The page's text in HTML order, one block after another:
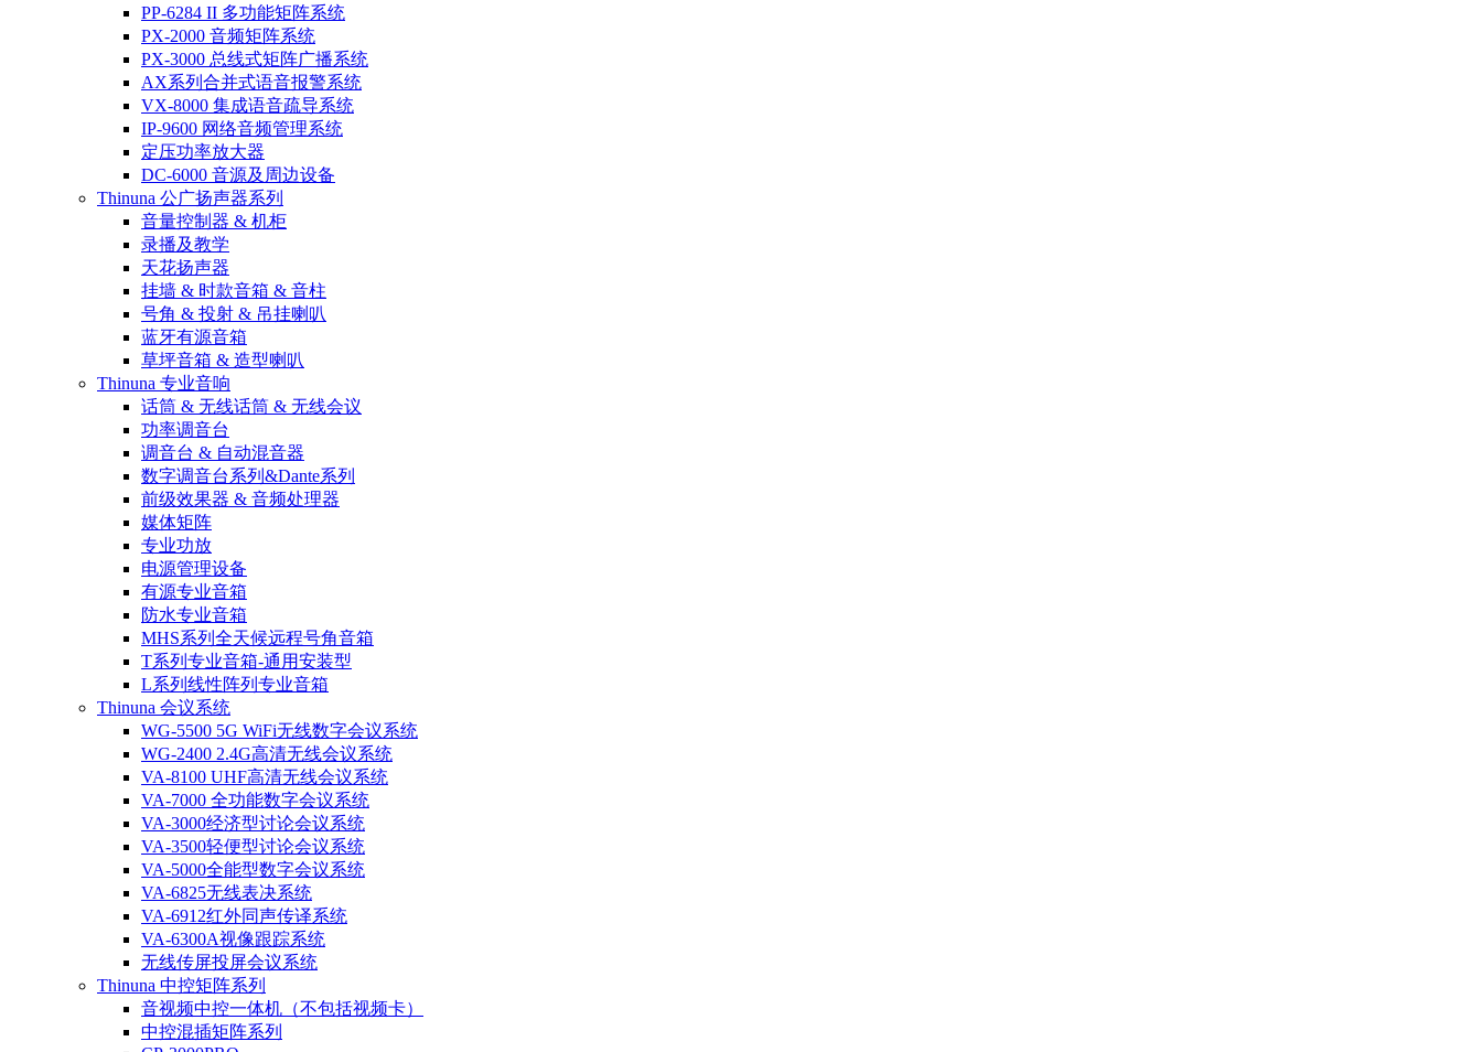
PP-6284 II 多功能矩阵系统
PX-2000 音频矩阵系统
PX-3000 总线式矩阵广播系统
AX系列合并式语音报警系统
VX-8000 集成语音疏导系统
IP-9600 网络音频管理系统
定压功率放大器
DC-6000 音源及周边设备
Thinuna 公广扬声器系列
音量控制器 & 机柜
录播及教学
天花扬声器
挂墙 & 时款音箱 & 音柱
号角 & 投射 & 吊挂喇叭
蓝牙有源音箱
草坪音箱 & 造型喇叭
Thinuna 专业音响
话筒 & 无线话筒 & 无线会议
功率调音台
调音台 & 自动混音器
数字调音台系列&Dante系列
前级效果器 & 音频处理器
媒体矩阵
专业功放
电源管理设备
有源专业音箱
防水专业音箱
MHS系列全天候远程号角音箱
T系列专业音箱-通用安装型
L系列线性阵列专业音箱
Thinuna 会议系统
WG-5500 5G WiFi无线数字会议系统
WG-2400 2.4G高清无线会议系统
VA-8100 UHF高清无线会议系统
VA-7000 全功能数字会议系统
VA-3000经济型讨论会议系统
VA-3500轻便型讨论会议系统
VA-5000全能型数字会议系统
VA-6825无线表决系统
VA-6912红外同声传译系统
VA-6300A视像跟踪系统
无线传屏投屏会议系统
Thinuna 中控矩阵系列
音视频中控一体机（不包括视频卡）
中控混插矩阵系列